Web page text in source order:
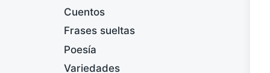
Cuentos
Frases sueltas
Poesía
Variedades